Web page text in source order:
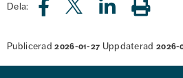
Dela:
Publicerad2026-01-27 Uppdaterad 2026-